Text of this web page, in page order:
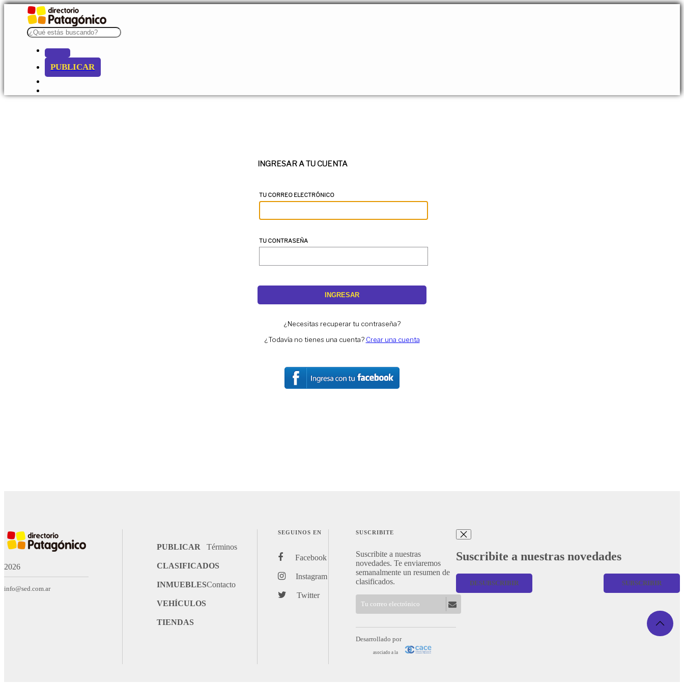
PUBLICAR
INGRESAR A TU CUENTA
TU CORREO ELECTRÓNICO
TU CONTRASEÑA
INGRESAR
¿Necesitas recuperar tu contraseña?
¿Todavía no tienes una cuenta? Crear una cuenta
2026
info@sed.com.ar
PUBLICAR
CLASIFICADOS
INMUEBLES
VEHÍCULOS
TIENDAS
Términos
Contacto
SEGUINOS EN
Facebook
Instagram
Twitter
SUSCRIBITE
Suscribite a nuestras
novedades. Te enviaremos
semanalmente un resumen de
clasificados.
Desarrollado por
asociado a la
Suscribite a nuestras novedades
DESUBSCRIBIR SUBSCRIBIR